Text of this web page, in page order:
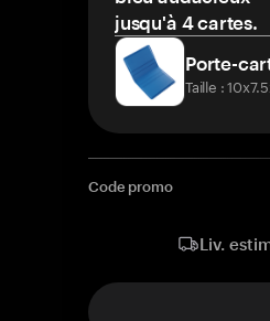
jusqu'à 4 cartes.
Porte-
Taille :
Code promo
Liv.